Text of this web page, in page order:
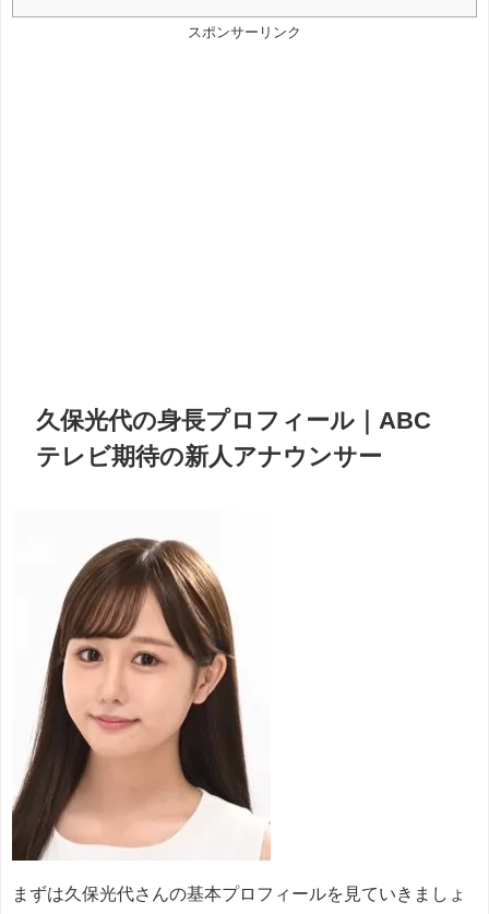
スポンサーリンク
久保光代の身長プロフィール｜ABC
テレビ期待の新人アナウンサー
まずは久保光代さんの基本プロフィールを見ていきましょ